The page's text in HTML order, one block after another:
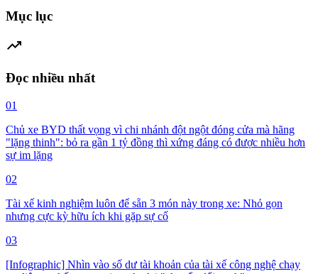
Mục lục
trending_up
Đọc nhiều nhất
01
Chủ xe BYD thất vọng vì chi nhánh đột ngột đóng cửa mà hãng
"lặng thinh": bỏ ra gần 1 tỷ đồng thì xứng đáng có được nhiều hơn
sự im lặng
02
Tài xế kinh nghiệm luôn để sẵn 3 món này trong xe: Nhỏ gọn
nhưng cực kỳ hữu ích khi gặp sự cố
03
[Infographic] Nhìn vào số dư tài khoản của tài xế công nghệ chạy